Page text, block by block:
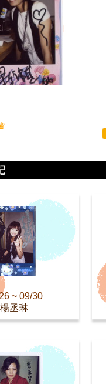
~ 09/30
楊丞琳